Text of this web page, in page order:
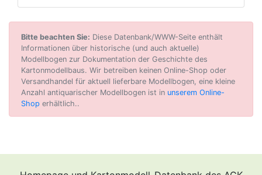
Bitte beachten Sie: Diese Datenbank/WWW-Seite enthält
Informationen über historische (und auch aktuelle)
Modellbogen zur Dokumentation der Geschichte des
Kartonmodellbaus. Wir betreiben keinen Online-Shop oder
Versandhandel für aktuell lieferbare Modellbogen, eine kleine
Anzahl antiquarischer Modellbogen ist in unserem Online-
Shop erhältlich..